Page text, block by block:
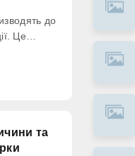
до
Це
плюс
та